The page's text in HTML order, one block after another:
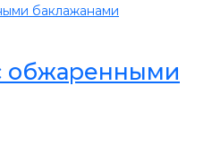
обжаренными